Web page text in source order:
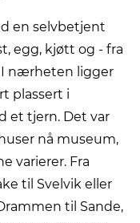
en selvbetjent
egg, kjøtt og - fra
nærheten ligger
plassert i
et tjern. Det var
nå museum,
varierer. Fra
til Svelvik eller
til Sande,